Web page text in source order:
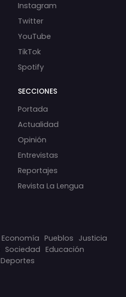
Instagram
Twitter
YouTube
TikTok
Spotify
SECCIONES
Portada
Actualidad
Opinión
Entrevistas
Reportajes
Revista La Lengua
Economía Pueblos Justicia
Sociedad Educación
Deportes